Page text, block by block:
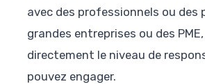
avec des professionnels ou des
grandes entreprises ou des
directement le niveau de
pouvez engager.